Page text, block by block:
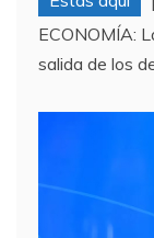
ECONOMÍA:
salida de los